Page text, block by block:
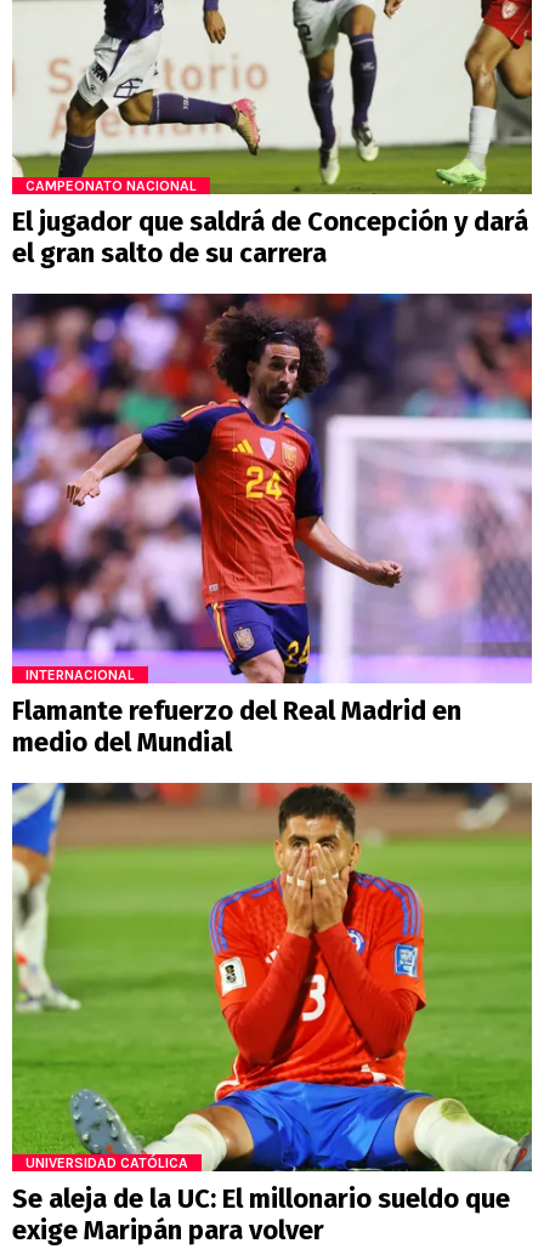
CAMPEONATO NACIONAL
El jugador que saldrá de Concepción y dará
el gran salto de su carrera
INTERNACIONAL
Flamante refuerzo del Real Madrid en
medio del Mundial
UNIVERSIDAD CATÓLICA
Se aleja de la UC: El millonario sueldo que
exige Maripán para volver